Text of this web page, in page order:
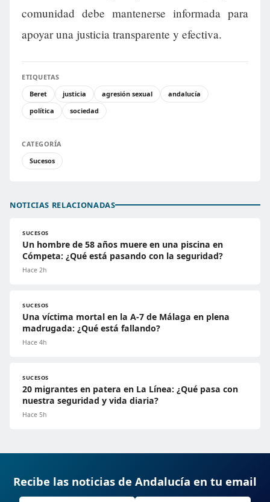
comunidad debe mantenerse informada para
apoyar una justicia transparente y efectiva.
ETIQUETAS
Beret
justicia agresión sexual
andalucía
política
sociedad
CATEGORÍA
Sucesos
NOTICIAS RELACIONADAS
SUCESOS
Un hombre de 58 años muere en una piscina en
Cómpeta: ¿Qué está pasando con la seguridad?
Hace 2h
SUCESOS
Una víctima mortal en la A-7 de Málaga en plena
madrugada: ¿Qué está fallando?
Hace 4h
SUCESOS
20 migrantes en patera en La Línea: ¿Qué pasa con
nuestra seguridad y vida diaria?
Hace 5h
Recibe las noticias de Andalucía en tu email